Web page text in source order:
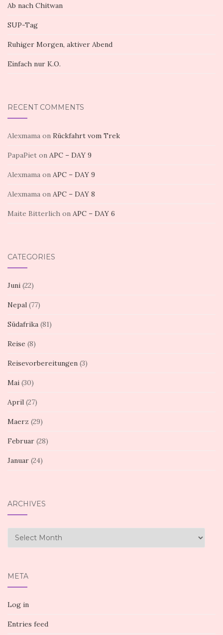
Ab nach Chitwan
SUP-Tag
Ruhiger Morgen, aktiver Abend
Einfach nur K.O.
RECENT COMMENTS
Alexmama on Rückfahrt vom Trek
PapaPiet on APC – DAY 9
Alexmama on APC – DAY 9
Alexmama on APC – DAY 8
Maite Bitterlich on APC – DAY 6
CATEGORIES
Juni (22)
Nepal (77)
Südafrika (81)
Reise (8)
Reisevorbereitungen (3)
Mai (30)
April (27)
Maerz (29)
Februar (28)
Januar (24)
ARCHIVES
Archives
META
Log in
Entries feed